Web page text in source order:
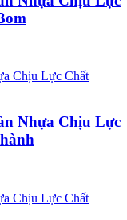
Nhựa Chịu Lực